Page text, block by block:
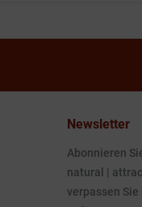
Newsletter
Abonnieren
natural |
verpassen